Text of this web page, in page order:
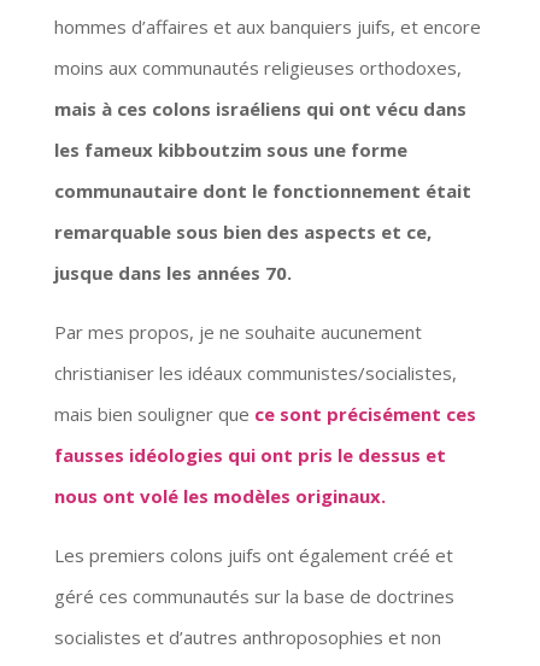
hommes d’affaires et aux banquiers juifs, et encore
moins aux communautés religieuses orthodoxes,
mais à ces colons israéliens qui ont vécu dans
les fameux kibboutzim sous une forme
communautaire dont le fonctionnement était
remarquable sous bien des aspects et ce,
jusque dans les années 70.
Par mes propos, je ne souhaite aucunement
christianiser les idéaux communistes/socialistes,
mais bien souligner que ce sont précisément ces
fausses idéologies qui ont pris le dessus et
nous ont volé les modèles originaux.
Les premiers colons juifs ont également créé et
géré ces communautés sur la base de doctrines
socialistes et d’autres anthroposophies et non